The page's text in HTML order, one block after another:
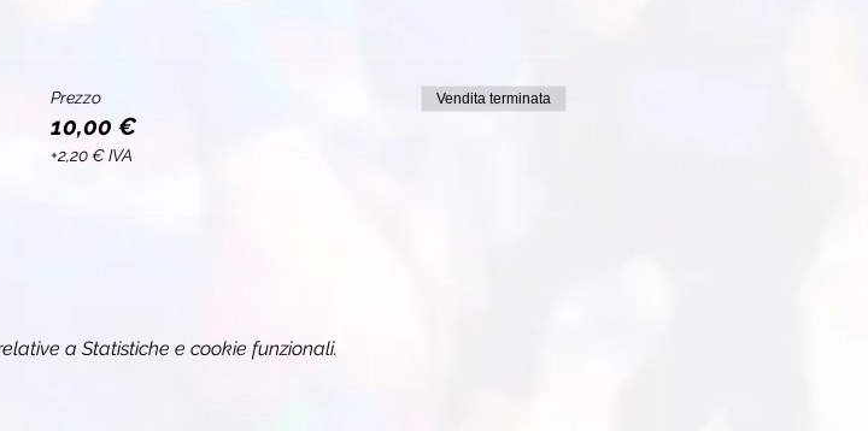
Prezzo
10,00 €
+2,20 € IVA
Vendita terminata
a Statistiche e cookie funzionali.